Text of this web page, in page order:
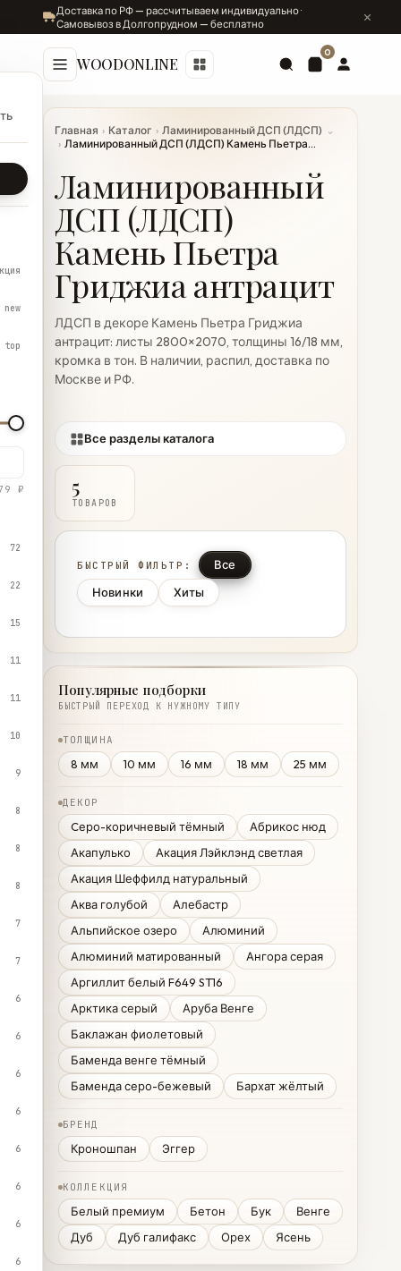
Доставка по РФ — рассчитываем индивидуально ·
Самовывоз в Долгопрудном — бесплатно
WOODONLINE
0
Главная › Каталог › Ламинированный ДСП (ЛДСП) ⌄
› Ламинированный ДСП (ЛДСП) Камень Пьетра...
Ламинированный
ДСП (ЛДСП)
Камень Пьетра
Гриджиа антрацит
ЛДСП в декоре Камень Пьетра Гриджиа
антрацит: листы 2800×2070, толщины 16/18 мм,
кромка в тон. В наличии, распил, доставка по
Москве и РФ.
Все разделы каталога
5
ТОВАРОВ
БЫСТРЫЙ ФИЛЬТР:
Все
Новинки
Хиты
new
top
₽
72
22
15
11
11
10
9
8
8
8
7
7
6
6
6
6
6
6
6
6
Популярные подборки
БЫСТРЫЙ ПЕРЕХОД К НУЖНОМУ ТИПУ
ТОЛЩИНА
8 мм 10 мм 16 мм 18 мм 25 мм
ДЕКОР
Cеро-коричневый тёмный
Абрикос нюд
Акапулько
Акация Лэйклэнд светлая
Акация Шеффилд натуральный
Аква голубой
Алебастр
Альпийское озеро
Алюминий
Алюминий матированный
Ангора серая
Аргиллит белый F649 ST16
Арктика серый
Аруба Венге
Баклажан фиолетовый
Баменда венге тёмный
Баменда серо-бежевый
Бархат жёлтый
БРЕНД
Кроношпан Эггер
КОЛЛЕКЦИЯ
Белый премиум Бетон Бук
Венге
Дуб
Дуб галифакс Орех Ясень